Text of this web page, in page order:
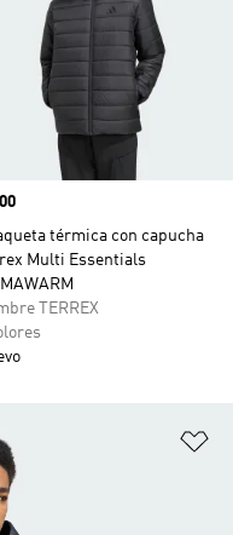
térmica con capucha
Multi Essentials
TERREX